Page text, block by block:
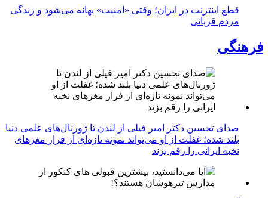
قطع اینترنت در ایران؛ وقتی «امنیت» بهانه می‌شود و زندگی
مردم قربانی
فرهنگی
صدای تحسین دکتر امیر فیلی از لندن تا ژورنال‌های علمی دنیا
بلند شده؛ غفلت از او می‌تواند نمونه تازه‌ای از فرار مغزهای
نخبه ایرانی را رقم بزند